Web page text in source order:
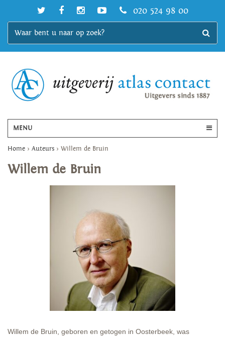
020 524 98 00
MENU
Home > Auteurs > Willem de Bruin
Willem de Bruin
Willem de Bruin, geboren en getogen in Oosterbeek, was